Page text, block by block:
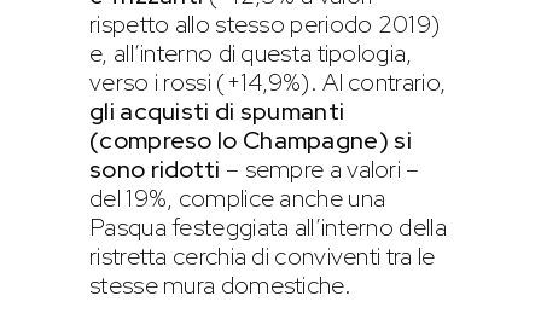
rispetto allo stesso periodo 2019)
e, all’interno di questa tipologia,
verso i rossi (+14,9%). Al contrario,
gli acquisti di spumanti
(compreso lo Champagne) si
sono ridotti – sempre a valori –
del 19%, complice anche una
Pasqua festeggiata all’interno della
ristretta cerchia di conviventi tra le
stesse mura domestiche.